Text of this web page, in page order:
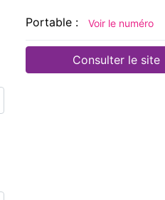
Portable : Voir le numéro
Consulter le site